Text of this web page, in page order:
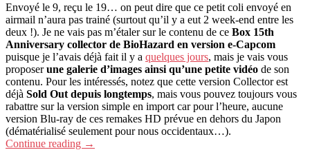
Envoyé le 9, reçu le 19… on peut dire que ce petit coli envoyé en
airmail n’aura pas trainé (surtout qu’il y a eut 2 week-end entre les
deux !). Je ne vais pas m’étaler sur le contenu de ce Box 15th
Anniversary collector de BioHazard en version e-Capcom
puisque je l’avais déjà fait il y a quelques jours, mais je vais vous
proposerune galerie d’images ainsi qu’une petite vidéo de son
contenu. Pour les intéressés, notez que cette version Collector est
déjà Sold Out depuis longtemps, mais vous pouvez toujours vous
rabattre sur la version simple en import car pour l’heure, aucune
version Blu-ray de ces remakes HD prévue en dehors du Japon
(dématérialisé seulement pour nous occidentaux…).
Continue reading →